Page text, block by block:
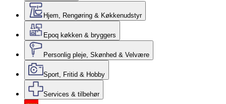
Hjem, Rengøring & Køkkenudstyr
Epoq køkken & bryggers
Personlig pleje, Skønhed & Velvære
Sport, Fritid & Hobby
Services & tilbehør